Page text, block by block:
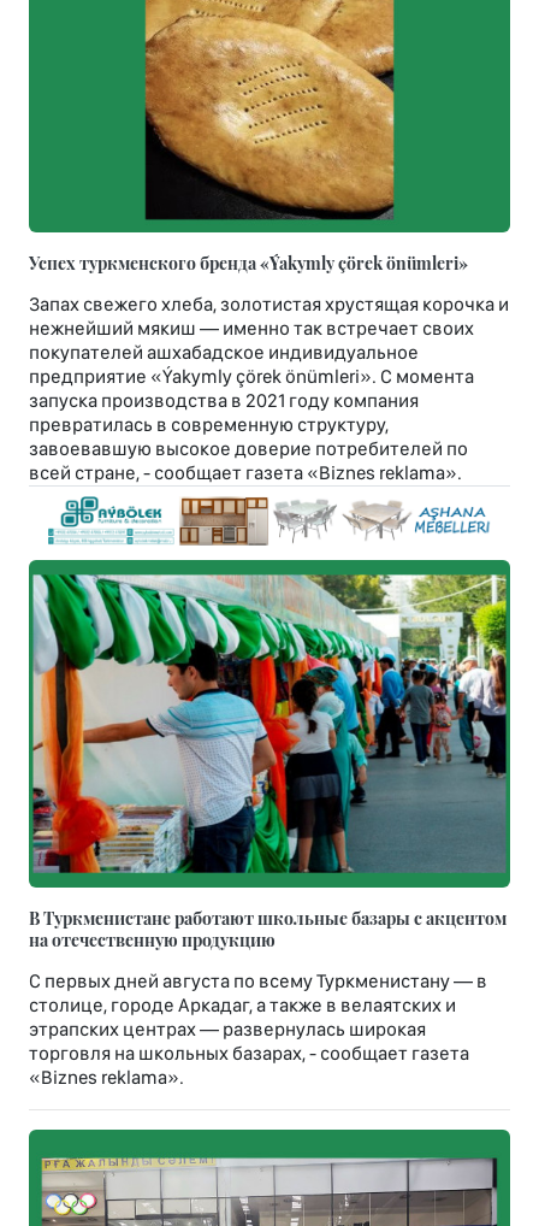
Успех туркменского бренда «Ýakymly çörek önümleri»
Запах свежего хлеба, золотистая хрустящая корочка и
нежнейший мякиш — именно так встречает своих
покупателей ашхабадское индивидуальное
предприятие «Ýakymly çörek önümleri». С момента
запуска производства в 2021 году компания
превратилась в современную структуру,
завоевавшую высокое доверие потребителей по
всей стране, - сообщает газета «Biznes reklama».
В Туркменистане работают школьные базары с акцентом
на отечественную продукцию
С первых дней августа по всему Туркменистану — в
столице, городе Аркадаг, а также в велаятских и
этрапских центрах — развернулась широкая
торговля на школьных базарах, - сообщает газета
«Biznes reklama».